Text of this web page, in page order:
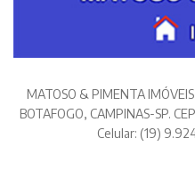
MATOSO & PIMENTA
BOTAFOGO, CAMPINAS-SP.
Celular: (19)